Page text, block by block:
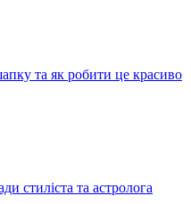
та як робити це красиво
стиліста та астролога